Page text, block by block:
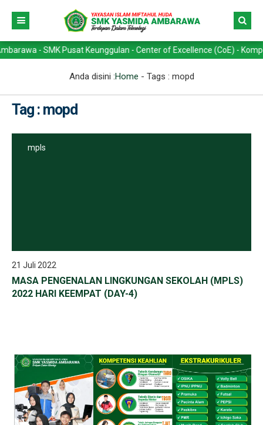
- SMK Pusat Keunggulan - Center of Excellence (CoE) -
Anda disini :Home - Tags : mopd
Tag : mopd
mpls
21 Juli 2022
MASA PENGENALAN LINGKUNGAN SEKOLAH (MPLS)
2022 HARI KEEMPAT (DAY-4)